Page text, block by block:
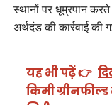
स्थानों पर धूम्रपान
अर्थदंड की कार्रवाई की
यह भी पढ़ें 👉
किमी